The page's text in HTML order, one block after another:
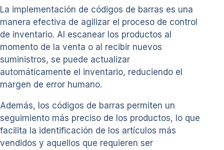
La implementación de códigos de barras es una
manera efectiva de agilizar el proceso de control
de inventario. Al escanear los productos al
momento de la venta o al recibir nuevos
suministros, se puede actualizar
automáticamente el inventario, reduciendo el
margen de error humano.
Además, los códigos de barras permiten un
seguimiento más preciso de los productos, lo que
facilita la identificación de los artículos más
vendidos y aquellos que requieren ser